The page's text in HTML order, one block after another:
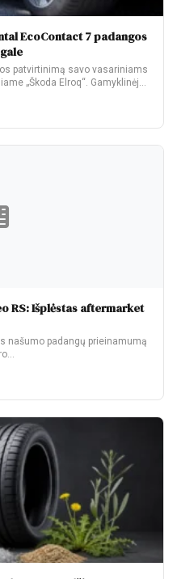
EcoContact 7 padangos
patvirtinimą savo vasariniams
„Škoda Elroq“. Gamyklinėje
RS: Išplėstas aftermarket
našumo padangų prieinamumą